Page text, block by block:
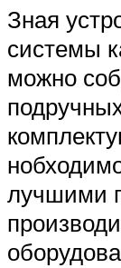
Зная
системы
можно
лучшими